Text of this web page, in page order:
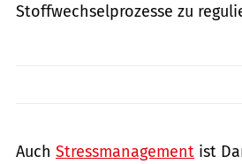
Stoffwechselprozesse zu
Auch Stressmanagement ist